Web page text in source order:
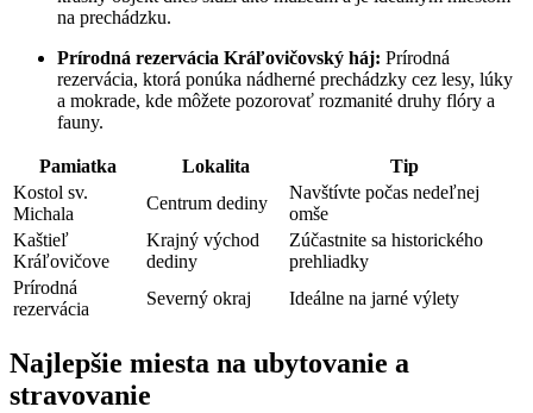
na prechádzku.
Prírodná rezervácia Kráľovičovský háj: Prírodná
rezervácia, ktorá ponúka nádherné prechádzky cez lesy, lúky
a mokrade, kde môžete pozorovať rozmanité druhy flóry a
fauny.
Pamiatka Lokalita
Tip
Kostol sv.
Michala
Centrum dediny
Navštívte počas nedeľnej
omše
Kaštieľ
Kráľovičove
Krajný východ
dediny
Zúčastnite sa historického
prehliadky
Prírodná
rezervácia
Severný okraj Ideálne na jarné výlety
Najlepšie miesta na ubytovanie a
stravovanie